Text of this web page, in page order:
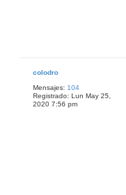
colodro
Mensajes: 104
Registrado: Lun May 25,
2020 7:56 pm